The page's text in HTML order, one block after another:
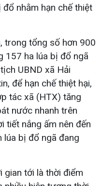
nhằm hạn chế thiệt
trong tổng số hơn 900
157 ha lúa bị đổ ngã
UBND xã Hải
để hạn chế thiệt hại,
tác xã (HTX) tăng
nước nhanh trên
tiết nắng ấm nên đến
lúa bị đổ ngã đang
gian tới là thời điểm